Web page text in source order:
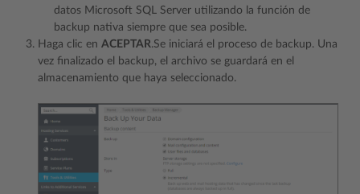
datos Microsoft SQL Server utilizando la función de
backup nativa siempre que sea posible.
Haga clic en ACEPTAR.Se iniciará el proceso de backup. Una
vez finalizado el backup, el archivo se guardará en el
almacenamiento que haya seleccionado.